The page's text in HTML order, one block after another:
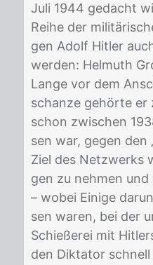
Juli 1944 ge­dacht
Rei­he der
gen Adolf Hit­ler
wer­den: Hel­muth
Lan­ge vor dem
schan­ze ge­hör­te er
schon zwi­schen
sen war, ge­gen den
Ziel des Netz­werks
gen zu neh­men
– wo­bei Ei­ni­ge
sen wa­ren, bei der
Schie­ße­rei mit
den Dik­ta­tor